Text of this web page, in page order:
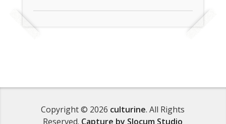
Copyright © 2026 culturine. All Rights
Reserved. Capture by Slocum Studio